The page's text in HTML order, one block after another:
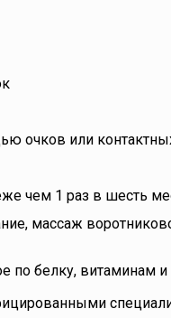
очков или
чем 1 раз в шесть
массаж
по белку, витаминам